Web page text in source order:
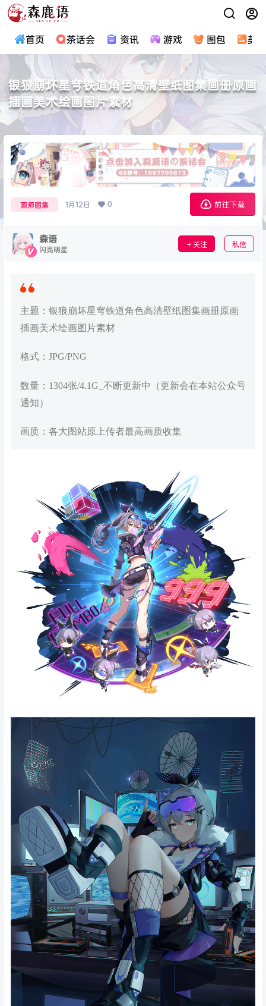
首页 茶话会 资讯 游戏 图包 美
银狼崩坏星穹铁道角色高清壁纸图集画册原画
插画美术绘画图片素材
画师图集 1月12日 0 前往下载
森语
闪亮明星 关注 私信
主题：银狼崩坏星穹铁道角色高清壁纸图集画册原画
插画美术绘画图片素材
格式：JPG/PNG
数量：1304张/4.1G_不断更新中（更新会在本站公众号
通知）
画质：各大图站原上传者最高画质收集